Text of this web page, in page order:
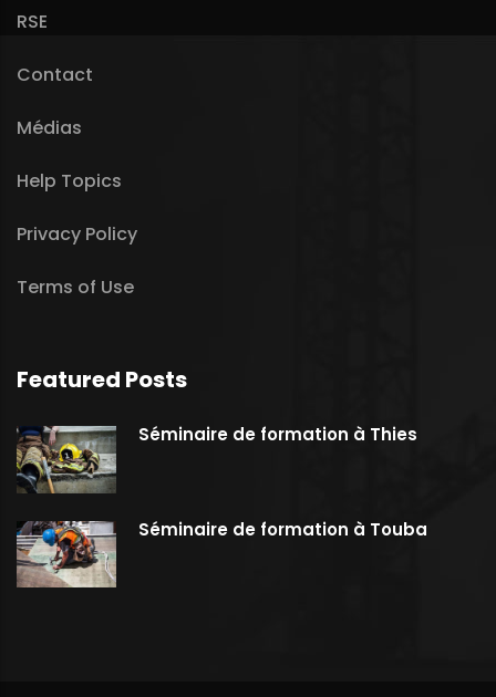
RSE
Contact
Médias
Help Topics
Privacy Policy
Terms of Use
Featured Posts
Séminaire de formation à Thies
Séminaire de formation à Touba